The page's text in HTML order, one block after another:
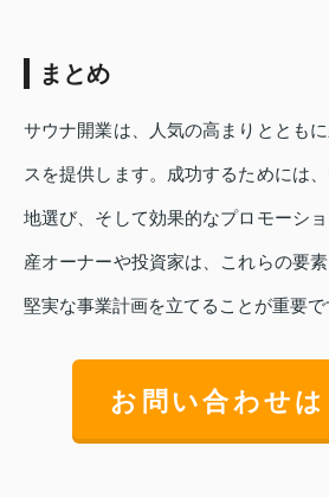
まとめ
サウナ開業は、人気の高まりととも
スを提供します。成功するためには
地選び、そして効果的なプロモーシ
産オーナーや投資家は、これらの要素
堅実な事業計画を立てることが重要で
お問い合わせは